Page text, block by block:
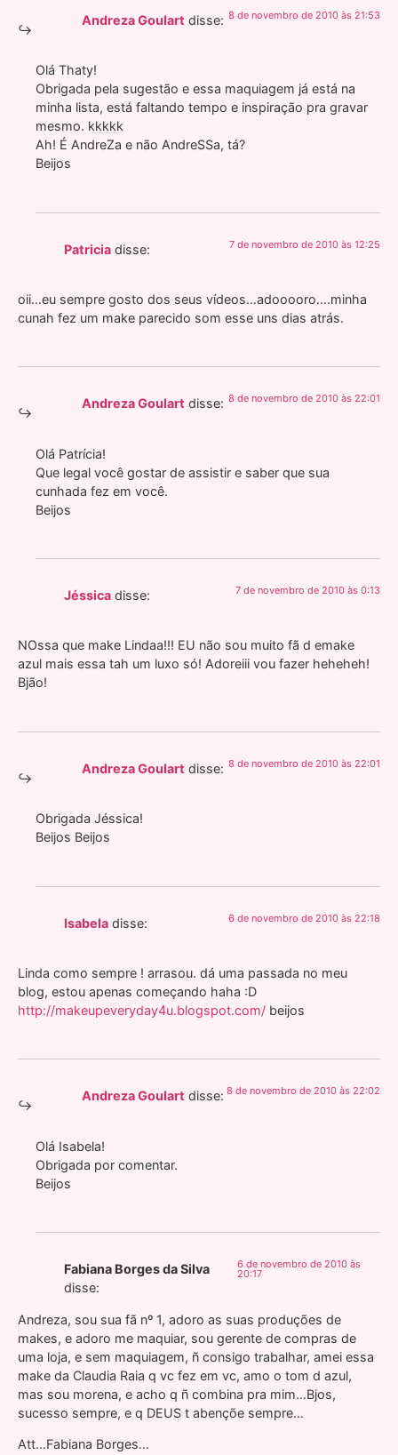
Andreza Goulart disse: 8 de novembro de 2010 às 21:53
Olá Thaty!
Obrigada pela sugestão e essa maquiagem já está na
minha lista, está faltando tempo e inspiração pra gravar
mesmo. kkkkk
Ah! É AndreZa e não AndreSSa, tá?
Beijos
Patricia disse: 7 de novembro de 2010 às 12:25
oii…eu sempre gosto dos seus vídeos…adooooro….minha
cunah fez um make parecido som esse uns dias atrás.
Andreza Goulart disse: 8 de novembro de 2010 às 22:01
Olá Patrícia!
Que legal você gostar de assistir e saber que sua
cunhada fez em você.
Beijos
Jéssica disse: 7 de novembro de 2010 às 0:13
NOssa que make Lindaa!!! EU não sou muito fã d emake
azul mais essa tah um luxo só! Adoreiii vou fazer heheheh!
Bjão!
Andreza Goulart disse: 8 de novembro de 2010 às 22:01
Obrigada Jéssica!
Beijos Beijos
Isabela disse: 6 de novembro de 2010 às 22:18
Linda como sempre ! arrasou. dá uma passada no meu
blog, estou apenas começando haha :D
http://makeupeveryday4u.blogspot.com/ beijos
Andreza Goulart disse: 8 de novembro de 2010 às 22:02
Olá Isabela!
Obrigada por comentar.
Beijos
Fabiana Borges da Silva
disse:
6 de novembro de 2010 às
20:17
Andreza, sou sua fã nº 1, adoro as suas produções de
makes, e adoro me maquiar, sou gerente de compras de
uma loja, e sem maquiagem, ñ consigo trabalhar, amei essa
make da Claudia Raia q vc fez em vc, amo o tom d azul,
mas sou morena, e acho q ñ combina pra mim…Bjos,
sucesso sempre, e q DEUS t abençõe sempre…
Att…Fabiana Borges…